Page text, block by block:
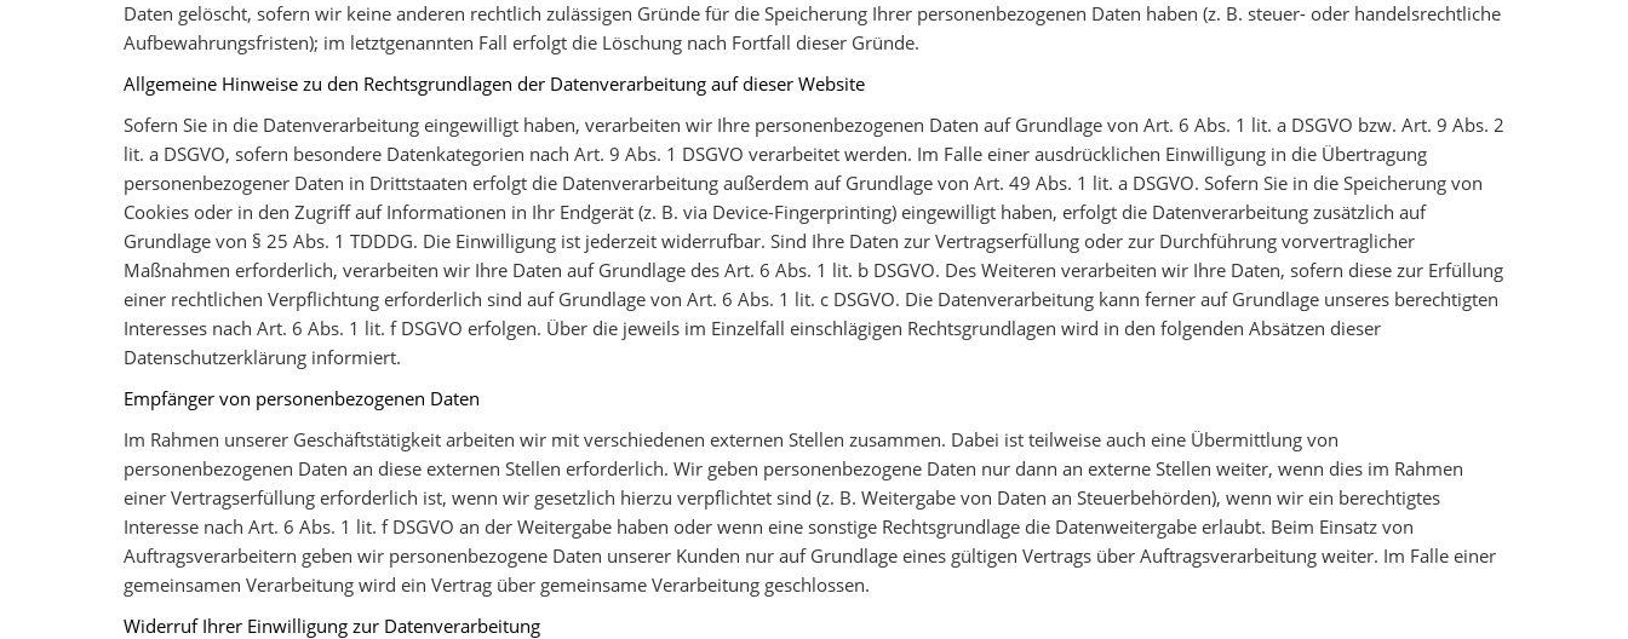
Daten gelöscht, sofern wir keine anderen rechtlich zulässigen Gründe für die Speicherung Ihrer personenbezogenen Daten haben (z. B. steuer- oder handelsrechtliche
Aufbewahrungsfristen); im letztgenannten Fall erfolgt die Löschung nach Fortfall dieser Gründe.
Allgemeine Hinweise zu den Rechtsgrundlagen der Datenverarbeitung auf dieser Website
Sofern Sie in die Datenverarbeitung eingewilligt haben, verarbeiten wir Ihre personenbezogenen Daten auf Grundlage von Art. 6 Abs. 1 lit. a DSGVO bzw. Art. 9 Abs. 2
lit. a DSGVO, sofern besondere Datenkategorien nach Art. 9 Abs. 1 DSGVO verarbeitet werden. Im Falle einer ausdrücklichen Einwilligung in die Übertragung
personenbezogener Daten in Drittstaaten erfolgt die Datenverarbeitung außerdem auf Grundlage von Art. 49 Abs. 1 lit. a DSGVO. Sofern Sie in die Speicherung von
Cookies oder in den Zugriff auf Informationen in Ihr Endgerät (z. B. via Device-Fingerprinting) eingewilligt haben, erfolgt die Datenverarbeitung zusätzlich auf
Grundlage von § 25 Abs. 1 TDDDG. Die Einwilligung ist jederzeit widerrufbar. Sind Ihre Daten zur Vertragserfüllung oder zur Durchführung vorvertraglicher
Maßnahmen erforderlich, verarbeiten wir Ihre Daten auf Grundlage des Art. 6 Abs. 1 lit. b DSGVO. Des Weiteren verarbeiten wir Ihre Daten, sofern diese zur Erfüllung
einer rechtlichen Verpflichtung erforderlich sind auf Grundlage von Art. 6 Abs. 1 lit. c DSGVO. Die Datenverarbeitung kann ferner auf Grundlage unseres berechtigten
Interesses nach Art. 6 Abs. 1 lit. f DSGVO erfolgen. Über die jeweils im Einzelfall einschlägigen Rechtsgrundlagen wird in den folgenden Absätzen dieser
Datenschutzerklärung informiert.
Empfänger von personenbezogenen Daten
Im Rahmen unserer Geschäftstätigkeit arbeiten wir mit verschiedenen externen Stellen zusammen. Dabei ist teilweise auch eine Übermittlung von
personenbezogenen Daten an diese externen Stellen erforderlich. Wir geben personenbezogene Daten nur dann an externe Stellen weiter, wenn dies im Rahmen
einer Vertragserfüllung erforderlich ist, wenn wir gesetzlich hierzu verpflichtet sind (z. B. Weitergabe von Daten an Steuerbehörden), wenn wir ein berechtigtes
Interesse nach Art. 6 Abs. 1 lit. f DSGVO an der Weitergabe haben oder wenn eine sonstige Rechtsgrundlage die Datenweitergabe erlaubt. Beim Einsatz von
Auftragsverarbeitern geben wir personenbezogene Daten unserer Kunden nur auf Grundlage eines gültigen Vertrags über Auftragsverarbeitung weiter. Im Falle einer
gemeinsamen Verarbeitung wird ein Vertrag über gemeinsame Verarbeitung geschlossen.
Widerruf Ihrer Einwilligung zur Datenverarbeitung